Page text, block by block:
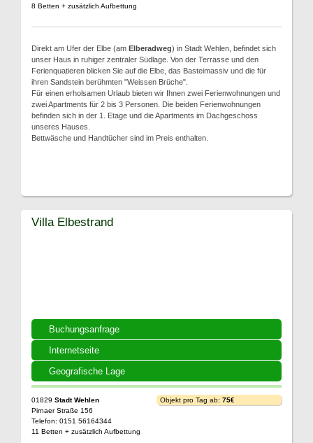
8 Betten + zusätzlich Aufbettung
Direkt am Ufer der Elbe (am Elberadweg) in Stadt Wehlen, befindet sich
unser Haus in ruhiger zentraler Südlage. Von der Terrasse und den
Ferienquatieren blicken Sie auf die Elbe, das Basteimassiv und die für
ihren Sandstein berühmten "Weissen Brüche".
Für einen erholsamen Urlaub bieten wir Ihnen zwei Ferienwohnungen und
zwei Apartments für 2 bis 3 Personen. Die beiden Ferienwohnungen
befinden sich in der 1. Etage und die Apartments im Dachgeschoss
unseres Hauses.
Bettwäsche und Handtücher sind im Preis enthalten.
Buchungsanfrage
Internetseite
Geografische Lage
Villa Elbestrand
01829 Stadt Wehlen
Pirnaer Straße 156
Telefon: 0151 56164344
11 Betten + zusätzlich Aufbettung
Objekt pro Tag ab: 75€